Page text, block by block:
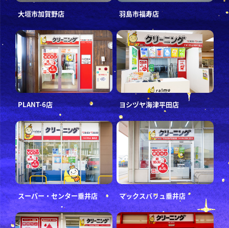
大垣市加賀野店 羽島市福寿店
PLANT-6店 ヨシヅヤ海津平田店
スーパー・センター垂井店 マックスバリュ垂井店